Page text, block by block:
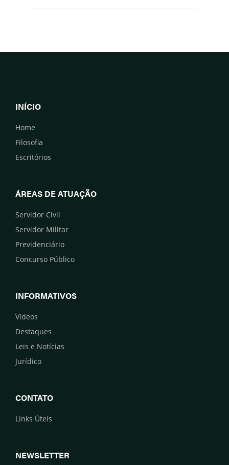
INÍCIO
Home
Filosofia
Escritórios
ÁREAS DE ATUAÇÃO
Servidor Civil
Servidor Militar
Previdenciário
Concurso Público
INFORMATIVOS
Vídeos
Destaques
Leis e Notícias
Jurídico
CONTATO
Links Úteis
NEWSLETTER